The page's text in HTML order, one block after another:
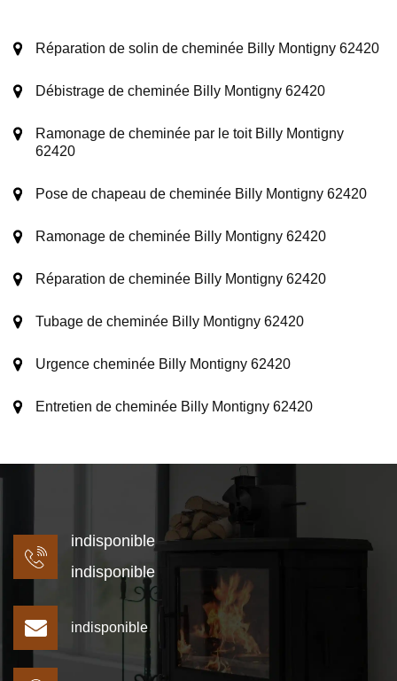
Réparation de solin de cheminée Billy Montigny 62420
Débistrage de cheminée Billy Montigny 62420
Ramonage de cheminée par le toit Billy Montigny
62420
Pose de chapeau de cheminée Billy Montigny 62420
Ramonage de cheminée Billy Montigny 62420
Réparation de cheminée Billy Montigny 62420
Tubage de cheminée Billy Montigny 62420
Urgence cheminée Billy Montigny 62420
Entretien de cheminée Billy Montigny 62420
indisponible
indisponible
indisponible